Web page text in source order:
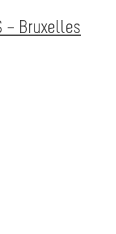
– Bruxelles